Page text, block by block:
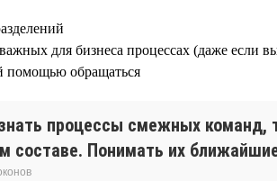
важных для бизнеса процессах (даже если
помощью обращаться
процессы смежных команд,
составе. Понимать их